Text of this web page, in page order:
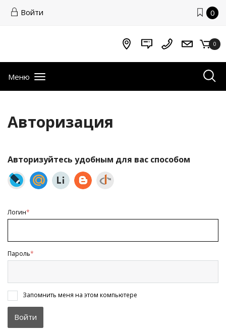
Войти 0
0
Меню
Авторизация
Авторизуйтесь удобным для вас способом
Логин*
Пароль*
Запомнить меня на этом компьютере